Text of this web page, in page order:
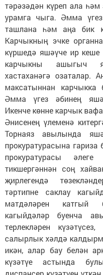
тәрәзәдән күреп ала
урамга чыга. Әмма
ташлана һәм аңа бик
Карчыкның эчке
күршедә яшәүче ир
карчыкны ашыгыч
хастаханәгә озаталар.
максатыннан карчыкка
Әмма үгез әбинең
Икенче көнне карчык
Әнисенең үлеменә
Торнаяз авылында
прокуратурасына
прокуратурасы
тикшергәннән соң
җирлегендә
тәртипне саклау
матдәләрен катгый
кагыйдәләр буенча
терлекләрен
салырлык хәлдә
икән, алар бау белән
күзәтүе астында